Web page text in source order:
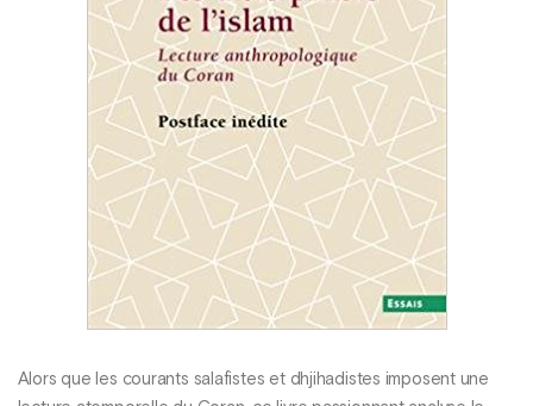
Alors que les courants salafistes et dhjihadistes imposent une